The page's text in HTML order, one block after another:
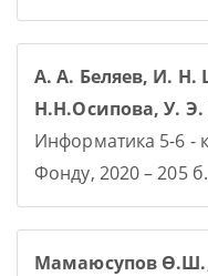
А. А. Беляев, И.
Н.Н.Осипова, У.
Информатика 5-6 -
Фонду, 2020 – 205 б.
Мамаюсупов